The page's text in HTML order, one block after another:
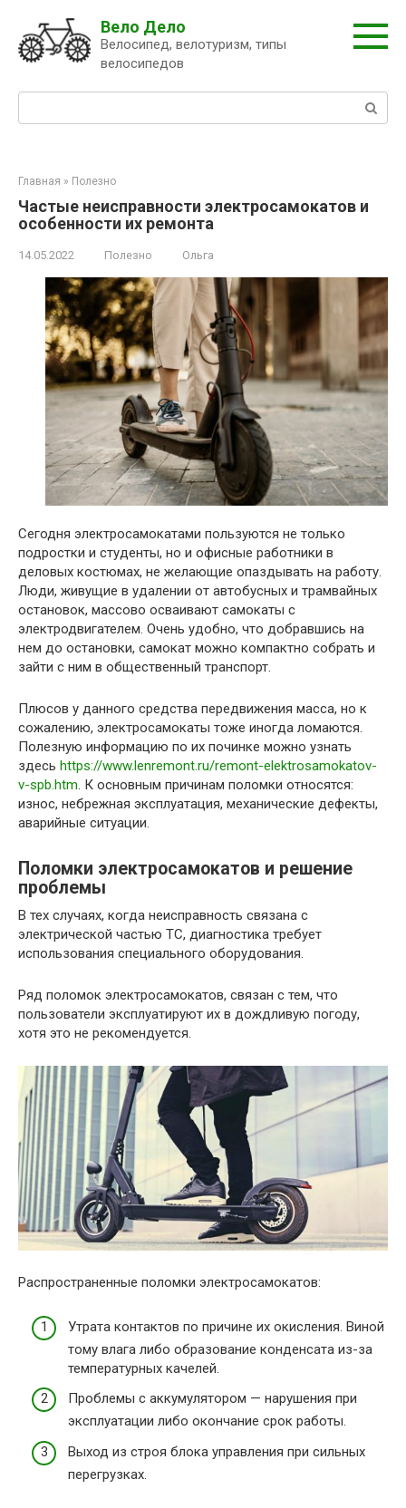
контенту
Вело Дело
Велосипед, велотуризм, типы
велосипедов
Главная » Полезно
Частые неисправности электросамокатов и
особенности их ремонта
14.05.2022 Полезно Ольга
Сегодня электросамокатами пользуются не только
подростки и студенты, но и офисные работники в
деловых костюмах, не желающие опаздывать на работу.
Люди, живущие в удалении от автобусных и трамвайных
остановок, массово осваивают самокаты с
электродвигателем. Очень удобно, что добравшись на
нем до остановки, самокат можно компактно собрать и
зайти с ним в общественный транспорт.
Плюсов у данного средства передвижения масса, но к
сожалению, электросамокаты тоже иногда ломаются.
Полезную информацию по их починке можно узнать
здесь https://www.lenremont.ru/remont-elektrosamokatov-
v-spb.htm. К основным причинам поломки относятся:
износ, небрежная эксплуатация, механические дефекты,
аварийные ситуации.
Поломки электросамокатов и решение
проблемы
В тех случаях, когда неисправность связана с
электрической частью ТС, диагностика требует
использования специального оборудования.
Ряд поломок электросамокатов, связан с тем, что
пользователи эксплуатируют их в дождливую погоду,
хотя это не рекомендуется.
Распространенные поломки электросамокатов:
Утрата контактов по причине их окисления. Виной
тому влага либо образование конденсата из-за
температурных качелей.
Проблемы с аккумулятором — нарушения при
эксплуатации либо окончание срок работы.
Выход из строя блока управления при сильных
перегрузках.